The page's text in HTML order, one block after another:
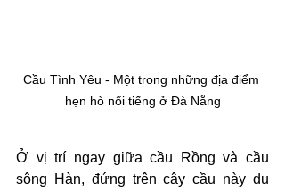
Cầu Tình Yêu - Một trong những địa điểm
hẹn hò nổi tiếng ở Đà Nẵng
Ở vị trí ngay giữa cầu Rồng và cầu
sông Hàn, đứng trên cây cầu này du